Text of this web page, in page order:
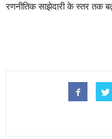
रणनीतिक साझेदारी के स्तर तक